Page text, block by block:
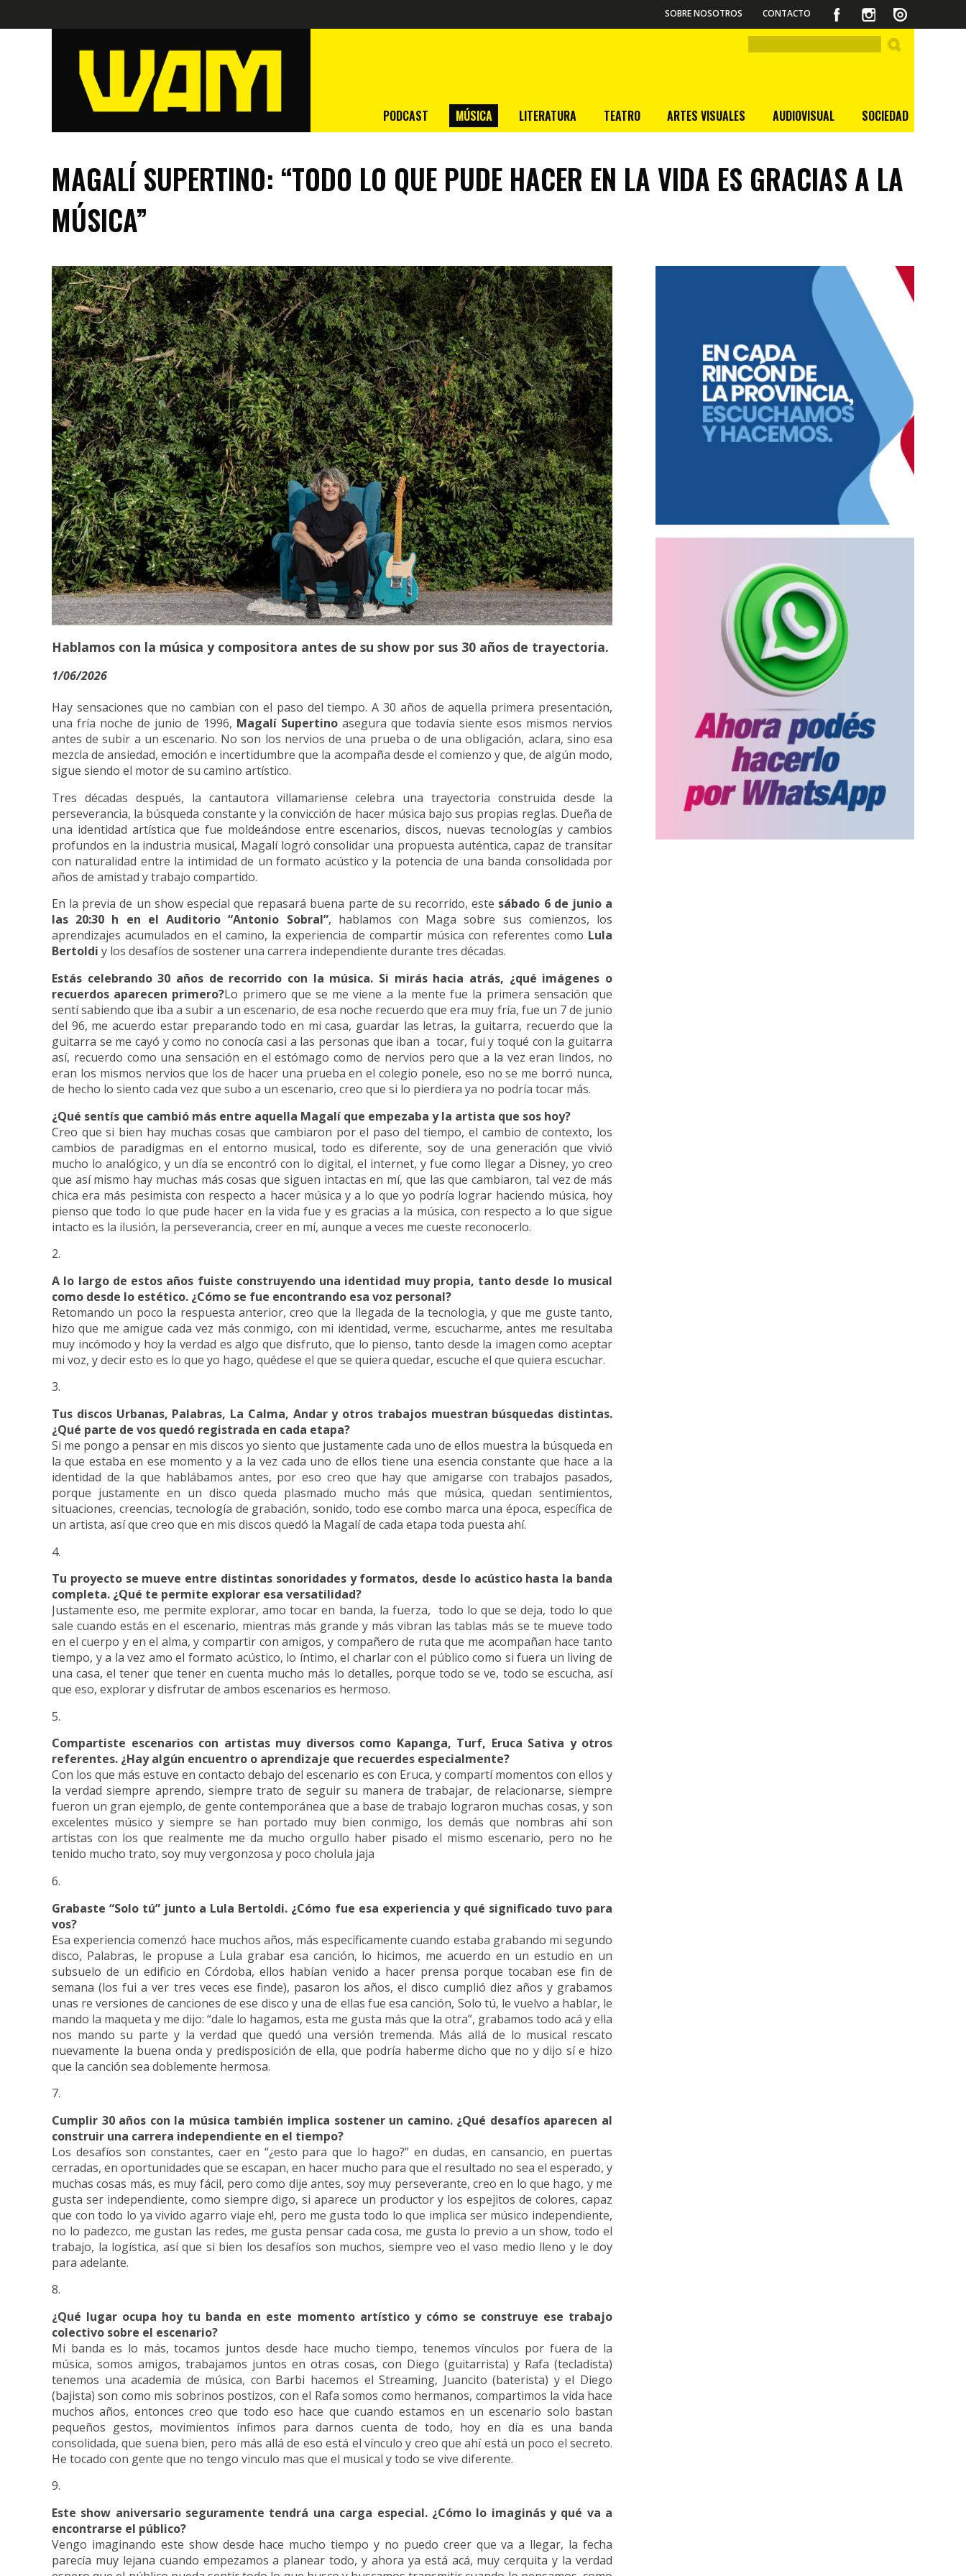
SOBRE NOSOTROS CONTACTO
PODCAST MÚSICA LITERATURA TEATRO ARTES VISUALES AUDIOVISUAL SOCIEDAD
MAGALÍ SUPERTINO: “TODO LO QUE PUDE HACER EN LA VIDA ES GRACIAS A LA
MÚSICA”
Hablamos con la música y compositora antes de su show por sus 30 años de trayectoria.
1/06/2026
Hay sensaciones que no cambian con el paso del tiempo. A 30 años de aquella primera presentación,
una fría noche de junio de 1996, Magalí Supertino asegura que todavía siente esos mismos nervios
antes de subir a un escenario. No son los nervios de una prueba o de una obligación, aclara, sino esa
mezcla de ansiedad, emoción e incertidumbre que la acompaña desde el comienzo y que, de algún modo,
sigue siendo el motor de su camino artístico.
Tres décadas después, la cantautora villamariense celebra una trayectoria construida desde la
perseverancia, la búsqueda constante y la convicción de hacer música bajo sus propias reglas. Dueña de
una identidad artística que fue moldeándose entre escenarios, discos, nuevas tecnologías y cambios
profundos en la industria musical, Magalí logró consolidar una propuesta auténtica, capaz de transitar
con naturalidad entre la intimidad de un formato acústico y la potencia de una banda consolidada por
años de amistad y trabajo compartido.
En la previa de un show especial que repasará buena parte de su recorrido, este sábado 6 de junio a
las 20:30 h en el Auditorio “Antonio Sobral”, hablamos con Maga sobre sus comienzos, los
aprendizajes acumulados en el camino, la experiencia de compartir música con referentes como Lula
Bertoldi y los desafíos de sostener una carrera independiente durante tres décadas.
Estás celebrando 30 años de recorrido con la música. Si mirás hacia atrás, ¿qué imágenes o
recuerdos aparecen primero?Lo primero que se me viene a la mente fue la primera sensación que
sentí sabiendo que iba a subir a un escenario, de esa noche recuerdo que era muy fría, fue un 7 de junio
del 96, me acuerdo estar preparando todo en mi casa, guardar las letras, la guitarra, recuerdo que la
guitarra se me cayó y como no conocía casi a las personas que iban a tocar, fui y toqué con la guitarra
así, recuerdo como una sensación en el estómago como de nervios pero que a la vez eran lindos, no
eran los mismos nervios que los de hacer una prueba en el colegio ponele, eso no se me borró nunca,
de hecho lo siento cada vez que subo a un escenario, creo que si lo pierdiera ya no podría tocar más.
¿Qué sentís que cambió más entre aquella Magalí que empezaba y la artista que sos hoy?
Creo que si bien hay muchas cosas que cambiaron por el paso del tiempo, el cambio de contexto, los
cambios de paradigmas en el entorno musical, todo es diferente, soy de una generación que vivió
mucho lo analógico, y un día se encontró con lo digital, el internet, y fue como llegar a Disney, yo creo
que así mismo hay muchas más cosas que siguen intactas en mí, que las que cambiaron, tal vez de más
chica era más pesimista con respecto a hacer música y a lo que yo podría lograr haciendo música, hoy
pienso que todo lo que pude hacer en la vida fue y es gracias a la música, con respecto a lo que sigue
intacto es la ilusión, la perseverancia, creer en mí, aunque a veces me cueste reconocerlo.
A lo largo de estos años fuiste construyendo una identidad muy propia, tanto desde lo musical
como desde lo estético. ¿Cómo se fue encontrando esa voz personal?
Retomando un poco la respuesta anterior, creo que la llegada de la tecnologia, y que me guste tanto,
hizo que me amigue cada vez más conmigo, con mi identidad, verme, escucharme, antes me resultaba
muy incómodo y hoy la verdad es algo que disfruto, que lo pienso, tanto desde la imagen como aceptar
mi voz, y decir esto es lo que yo hago, quédese el que se quiera quedar, escuche el que quiera escuchar.
Tus discos Urbanas, Palabras, La Calma, Andar y otros trabajos muestran búsquedas distintas.
¿Qué parte de vos quedó registrada en cada etapa?
Si me pongo a pensar en mis discos yo siento que justamente cada uno de ellos muestra la búsqueda en
la que estaba en ese momento y a la vez cada uno de ellos tiene una esencia constante que hace a la
identidad de la que hablábamos antes, por eso creo que hay que amigarse con trabajos pasados,
porque justamente en un disco queda plasmado mucho más que música, quedan sentimientos,
situaciones, creencias, tecnología de grabación, sonido, todo ese combo marca una época, específica de
un artista, así que creo que en mis discos quedó la Magalí de cada etapa toda puesta ahí.
Tu proyecto se mueve entre distintas sonoridades y formatos, desde lo acústico hasta la banda
completa. ¿Qué te permite explorar esa versatilidad?
Justamente eso, me permite explorar, amo tocar en banda, la fuerza, todo lo que se deja, todo lo que
sale cuando estás en el escenario, mientras más grande y más vibran las tablas más se te mueve todo
en el cuerpo y en el alma, y compartir con amigos, y compañero de ruta que me acompañan hace tanto
tiempo, y a la vez amo el formato acústico, lo íntimo, el charlar con el público como si fuera un living de
una casa, el tener que tener en cuenta mucho más lo detalles, porque todo se ve, todo se escucha, así
que eso, explorar y disfrutar de ambos escenarios es hermoso.
Compartiste escenarios con artistas muy diversos como Kapanga, Turf, Eruca Sativa y otros
referentes. ¿Hay algún encuentro o aprendizaje que recuerdes especialmente?
Con los que más estuve en contacto debajo del escenario es con Eruca, y compartí momentos con ellos y
la verdad siempre aprendo, siempre trato de seguir su manera de trabajar, de relacionarse, siempre
fueron un gran ejemplo, de gente contemporánea que a base de trabajo lograron muchas cosas, y son
excelentes músico y siempre se han portado muy bien conmigo, los demás que nombras ahí son
artistas con los que realmente me da mucho orgullo haber pisado el mismo escenario, pero no he
tenido mucho trato, soy muy vergonzosa y poco cholula jaja
Grabaste “Solo tú” junto a Lula Bertoldi. ¿Cómo fue esa experiencia y qué significado tuvo para
vos?
Esa experiencia comenzó hace muchos años, más específicamente cuando estaba grabando mi segundo
disco, Palabras, le propuse a Lula grabar esa canción, lo hicimos, me acuerdo en un estudio en un
subsuelo de un edificio en Córdoba, ellos habían venido a hacer prensa porque tocaban ese fin de
semana (los fui a ver tres veces ese finde), pasaron los años, el disco cumplió diez años y grabamos
unas re versiones de canciones de ese disco y una de ellas fue esa canción, Solo tú, le vuelvo a hablar, le
mando la maqueta y me dijo: “dale lo hagamos, esta me gusta más que la otra”, grabamos todo acá y ella
nos mando su parte y la verdad que quedó una versión tremenda. Más allá de lo musical rescato
nuevamente la buena onda y predisposición de ella, que podría haberme dicho que no y dijo sí e hizo
que la canción sea doblemente hermosa.
Cumplir 30 años con la música también implica sostener un camino. ¿Qué desafíos aparecen al
construir una carrera independiente en el tiempo?
Los desafíos son constantes, caer en “¿esto para que lo hago?” en dudas, en cansancio, en puertas
cerradas, en oportunidades que se escapan, en hacer mucho para que el resultado no sea el esperado, y
muchas cosas más, es muy fácil, pero como dije antes, soy muy perseverante, creo en lo que hago, y me
gusta ser independiente, como siempre digo, si aparece un productor y los espejitos de colores, capaz
que con todo lo ya vivido agarro viaje eh!, pero me gusta todo lo que implica ser músico independiente,
no lo padezco, me gustan las redes, me gusta pensar cada cosa, me gusta lo previo a un show, todo el
trabajo, la logística, así que si bien los desafíos son muchos, siempre veo el vaso medio lleno y le doy
para adelante.
¿Qué lugar ocupa hoy tu banda en este momento artístico y cómo se construye ese trabajo
colectivo sobre el escenario?
Mi banda es lo más, tocamos juntos desde hace mucho tiempo, tenemos vínculos por fuera de la
música, somos amigos, trabajamos juntos en otras cosas, con Diego (guitarrista) y Rafa (tecladista)
tenemos una academia de música, con Barbi hacemos el Streaming, Juancito (baterista) y el Diego
(bajista) son como mis sobrinos postizos, con el Rafa somos como hermanos, compartimos la vida hace
muchos años, entonces creo que todo eso hace que cuando estamos en un escenario solo bastan
pequeños gestos, movimientos ínfimos para darnos cuenta de todo, hoy en día es una banda
consolidada, que suena bien, pero más allá de eso está el vínculo y creo que ahí está un poco el secreto.
He tocado con gente que no tengo vinculo mas que el musical y todo se vive diferente.
Este show aniversario seguramente tendrá una carga especial. ¿Cómo lo imaginás y qué va a
encontrarse el público?
Vengo imaginando este show desde hace mucho tiempo y no puedo creer que va a llegar, la fecha
parecía muy lejana cuando empezamos a planear todo, y ahora ya está acá, muy cerquita y la verdad